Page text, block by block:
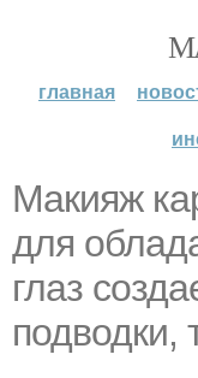
главная
Макияж
для
глаз
подводки,